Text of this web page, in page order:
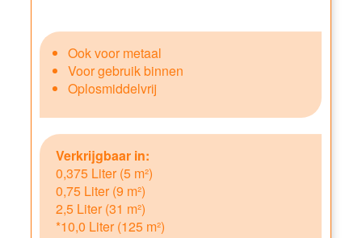
Ook voor metaal
Voor gebruik binnen
Oplosmiddelvrij
Verkrijgbaar in:
0,375 Liter (5 m²)
0,75 Liter (9 m²)
2,5 Liter (31 m²)
*10,0 Liter (125 m²)